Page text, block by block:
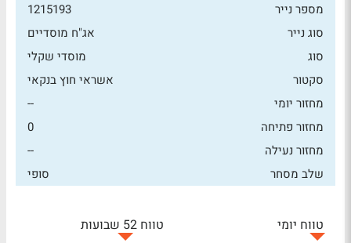
מספר נייר
1215193
סוג נייר
אג"ח מוסדיים
סוג
מוסדי שקלי
סקטור
אשראי חוץ בנקאי
מחזור יומי
--
מחזור פתיחה
0
מחזור נעילה
--
שלב מסחר
סופי
טווח יומי
טווח 52 שבועות